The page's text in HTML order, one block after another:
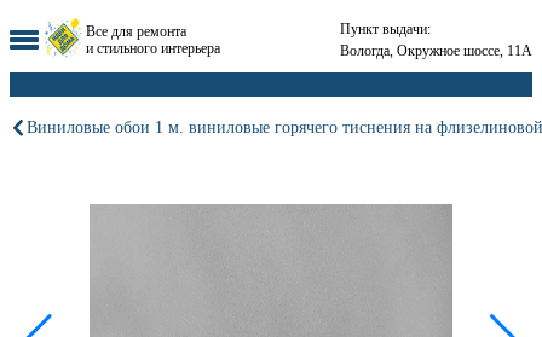
Все для ремонта
и стильного интерьера
Пункт выдачи:
Вологда, Окружное шоссе, 11А
Виниловые обои 1 м. виниловые горячего тиснения на